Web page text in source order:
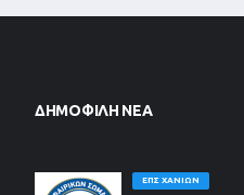
ΔΗΜΟΦΙΛΉ ΝΈΑ
ΕΠΣ ΧΑΝΊΩΝ